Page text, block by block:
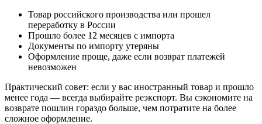
Товар российского производства или прошел
переработку в России
Прошло более 12 месяцев с импорта
Документы по импорту утеряны
Оформление проще, даже если возврат платежей
невозможен
Практический совет: если у вас иностранный товар и прошло
менее года — всегда выбирайте реэкспорт. Вы сэкономите на
возврате пошлин гораздо больше, чем потратите на более
сложное оформление.